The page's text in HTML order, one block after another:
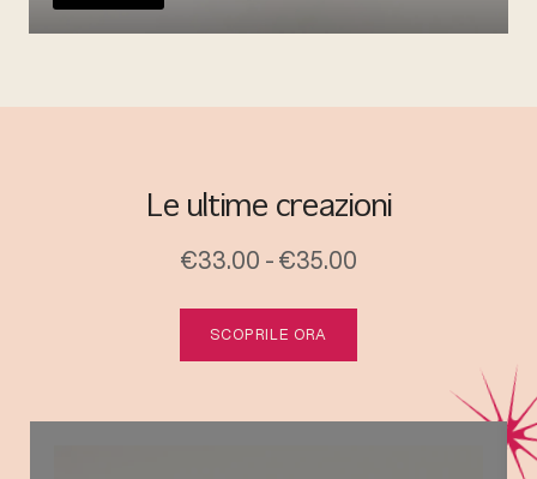
Le ultime creazioni
€33.00 - €35.00
SCOPRILE ORA